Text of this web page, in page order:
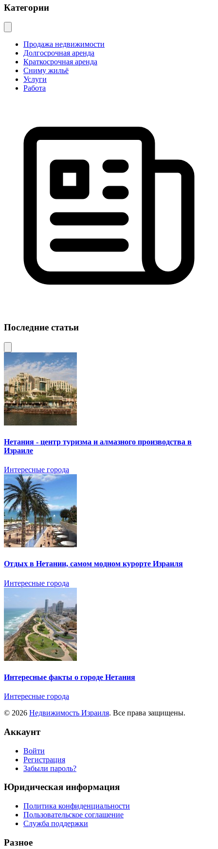
Категории
Продажа недвижимости
Долгосрочная аренда
Краткосрочная аренда
Сниму жильё
Услуги
Работа
Последние статьи
Нетания - центр туризма и алмазного производства в
Израиле
Интересные города
Отдых в Нетании, самом модном курорте Израиля
Интересные города
Интересные факты о городе Нетания
Интересные города
© 2026 Недвижимость Израиля. Все права защищены.
Аккаунт
Войти
Регистрация
Забыли пароль?
Юридическая информация
Политика конфиденциальности
Пользовательское соглашение
Служба поддержки
Разное